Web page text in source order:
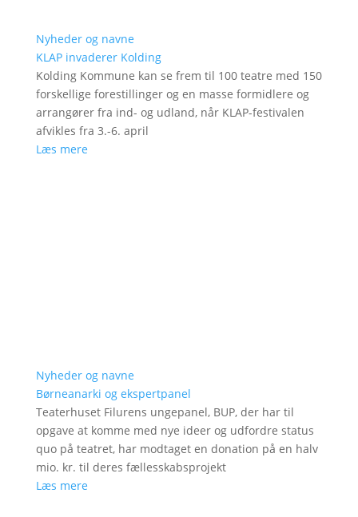
Nyheder og navne
KLAP invaderer Kolding
Kolding Kommune kan se frem til 100 teatre med 150
forskellige forestillinger og en masse formidlere og
arrangører fra ind- og udland, når KLAP-festivalen
afvikles fra 3.-6. april
Læs mere
Nyheder og navne
Børneanarki og ekspertpanel
Teaterhuset Filurens ungepanel, BUP, der har til
opgave at komme med nye ideer og udfordre status
quo på teatret, har modtaget en donation på en halv
mio. kr. til deres fællesskabsprojekt
Læs mere